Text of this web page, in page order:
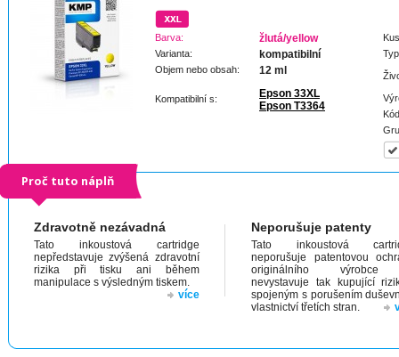
Barva: žlutá/yellow
Varianta: kompatibilní
Objem nebo obsah: 12 ml
Kompatibilní s:
Epson 33XL
Epson T3364
Proč tuto náplň
Zdravotně nezávadná
Tato inkoustová cartridge
nepředstavuje zvýšená zdravotní
rizika při tisku ani během
manipulace s výsledným tiskem.
více
Neporušuje patenty
Tato inkoustová
neporušuje patentovou
originálního
nevystavuje tak kupující
spojeným s porušením
vlastnictví třetích stran.